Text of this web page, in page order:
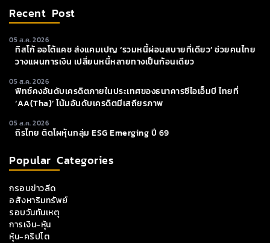
Recent Post
05 ส.ค. 2026
ทิสโก้ ออโต้แคช ส่งแคมเปญ ‘รวมหนี้ผ่อนสบายที่เดียว’ ช่วยคนไทย
วางแผนการเงิน เปลี่ยนหนี้หลายทางเป็นก้อนเดียว
05 ส.ค. 2026
ฟิทช์คงอันดับเครดิตภายในประเทศของธนาคารซีไอเอ็มบี ไทยที่
‘AA(tha)’ โน้มอันดับเครดิตมีเสถียรภาพ
05 ส.ค. 2026
ถิรไทย ติดโผหุ้นกลุ่ม ESG Emerging ปี 69
Popular Categories
กรอบข่าวลีด
อสังหาริมทรัพย์
รอบวันทันเหตุ
การเงิน-หุ้น
หุ้น-คริปโต